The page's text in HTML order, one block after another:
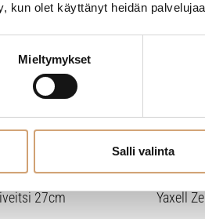
kun olet käyttänyt heidän
Mieltymykset
Salli valinta
27cm Yaxell